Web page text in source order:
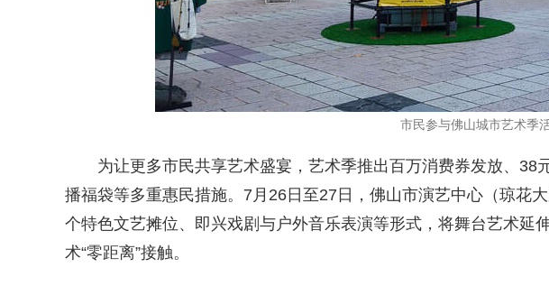
市民参与佛山城市艺术季
为让更多市民共享艺术盛宴，艺术季推出百万消费券发放、
播福袋等多重惠民措施。7月26日至27日，佛山市演艺中心（琼花
个特色文艺摊位、即兴戏剧与户外音乐表演等形式，将舞台艺术延
术“零距离”接触。